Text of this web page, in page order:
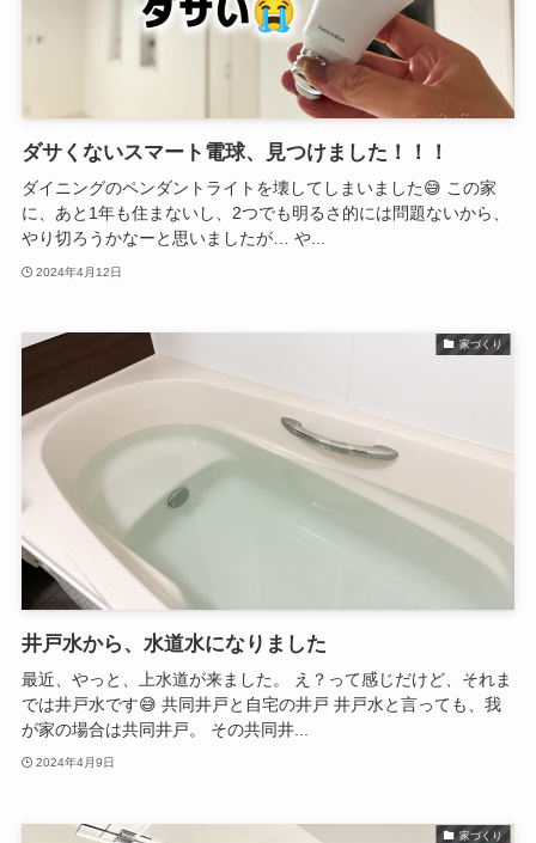
ダサくないスマート電球、見つけました！！！
ダイニングのペンダントライトを壊してしまいました😅 この家
に、あと1年も住まないし、2つでも明るさ的には問題ないから、
やり切ろうかなーと思いましたが… や...
2024年4月12日
家づくり
井戸水から、水道水になりました
最近、やっと、上水道が来ました。 え？って感じだけど、それま
では井戸水です😅 共同井戸と自宅の井戸 井戸水と言っても、我
が家の場合は共同井戸。 その共同井...
2024年4月9日
家づくり